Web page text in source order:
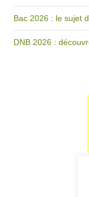
Bac 2026 : le sujet
DNB 2026 :